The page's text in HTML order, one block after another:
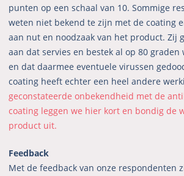
punten op een schaal van 10. Sommige
weten niet bekend te zijn met de coating
aan nut en noodzaak van het product. Zij
aan dat servies en bestek al op 80 graden
en dat daarmee eventuele virussen
coating heeft echter een heel andere
geconstateerde onbekendheid met de
coating leggen we hier kort en bondig de
product uit.
Feedback
Met de feedback van onze respondenten